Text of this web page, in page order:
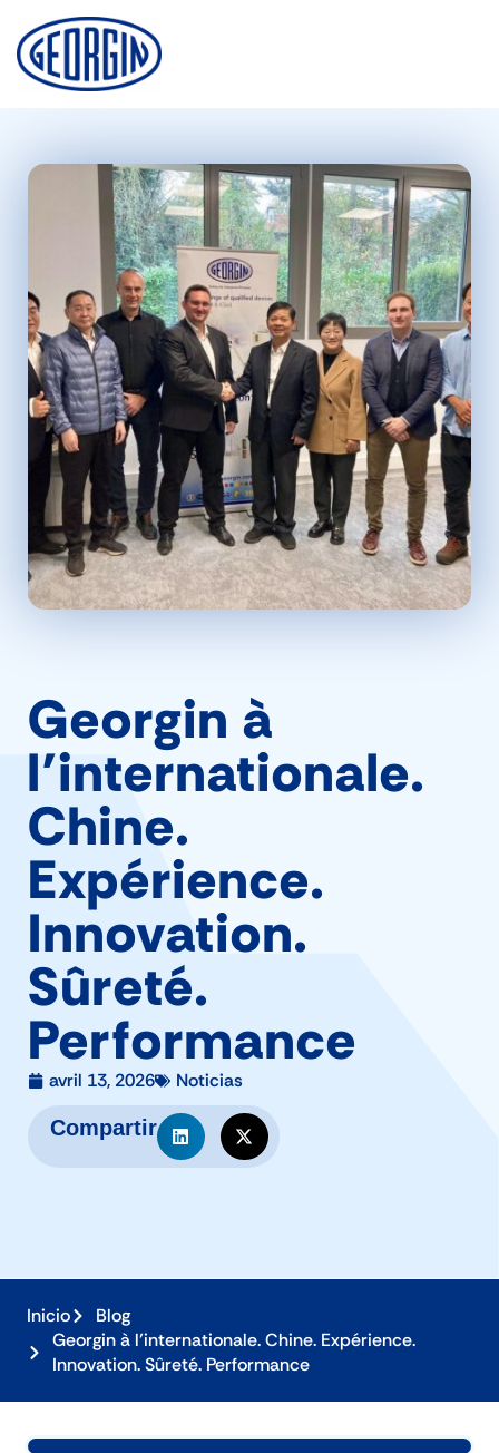
Panel de gestión de cookies
Georgin à
l’internationale.
Chine.
Expérience.
Innovation.
Sûreté.
Performance
avril 13, 2026 Noticias
Compartir
Inicio
Blog
Georgin à l’internationale. Chine. Expérience.
Innovation. Sûreté. Performance